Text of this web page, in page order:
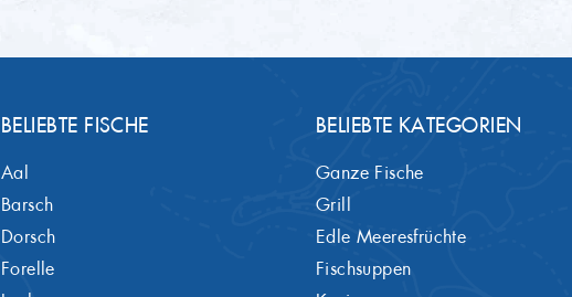
BELIEBTE FISCHE
Aal
Barsch
Dorsch
Forelle
BELIEBTE KATEGORIEN
Ganze Fische
Grill
Edle Meeresfrüchte
Fischsuppen